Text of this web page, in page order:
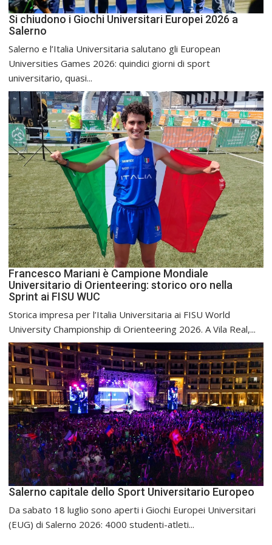
Si chiudono i Giochi Universitari Europei 2026 a
Salerno
Salerno e l’Italia Universitaria salutano gli European
Universities Games 2026: quindici giorni di sport
universitario, quasi...
Francesco Mariani è Campione Mondiale
Universitario di Orienteering: storico oro nella
Sprint ai FISU WUC
Storica impresa per l’Italia Universitaria ai FISU World
University Championship di Orienteering 2026. A Vila Real,...
Salerno capitale dello Sport Universitario Europeo
Da sabato 18 luglio sono aperti i Giochi Europei Universitari
(EUG) di Salerno 2026: 4000 studenti-atleti...